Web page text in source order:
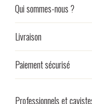
Qui sommes-nous ?
Livraison
Paiement sécurisé
Professionnels et